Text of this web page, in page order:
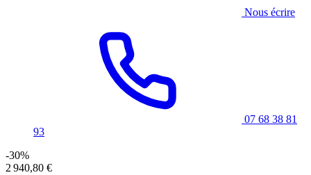
Nous écrire
07 68 38 81
93
-30%
2 940,80 €